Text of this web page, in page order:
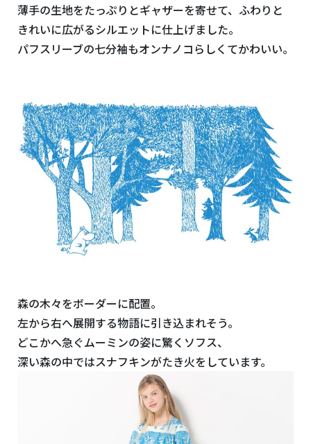
薄手の生地をたっぷりとギャザーを寄せて、ふわりと
きれいに広がるシルエットに仕上げました。
パフスリーブの七分袖もオンナノコらしくてかわいい。
森の木々をボーダーに配置。
左から右へ展開する物語に引き込まれそう。
どこかへ急ぐムーミンの姿に驚くソフス、
深い森の中ではスナフキンがたき火をしています。